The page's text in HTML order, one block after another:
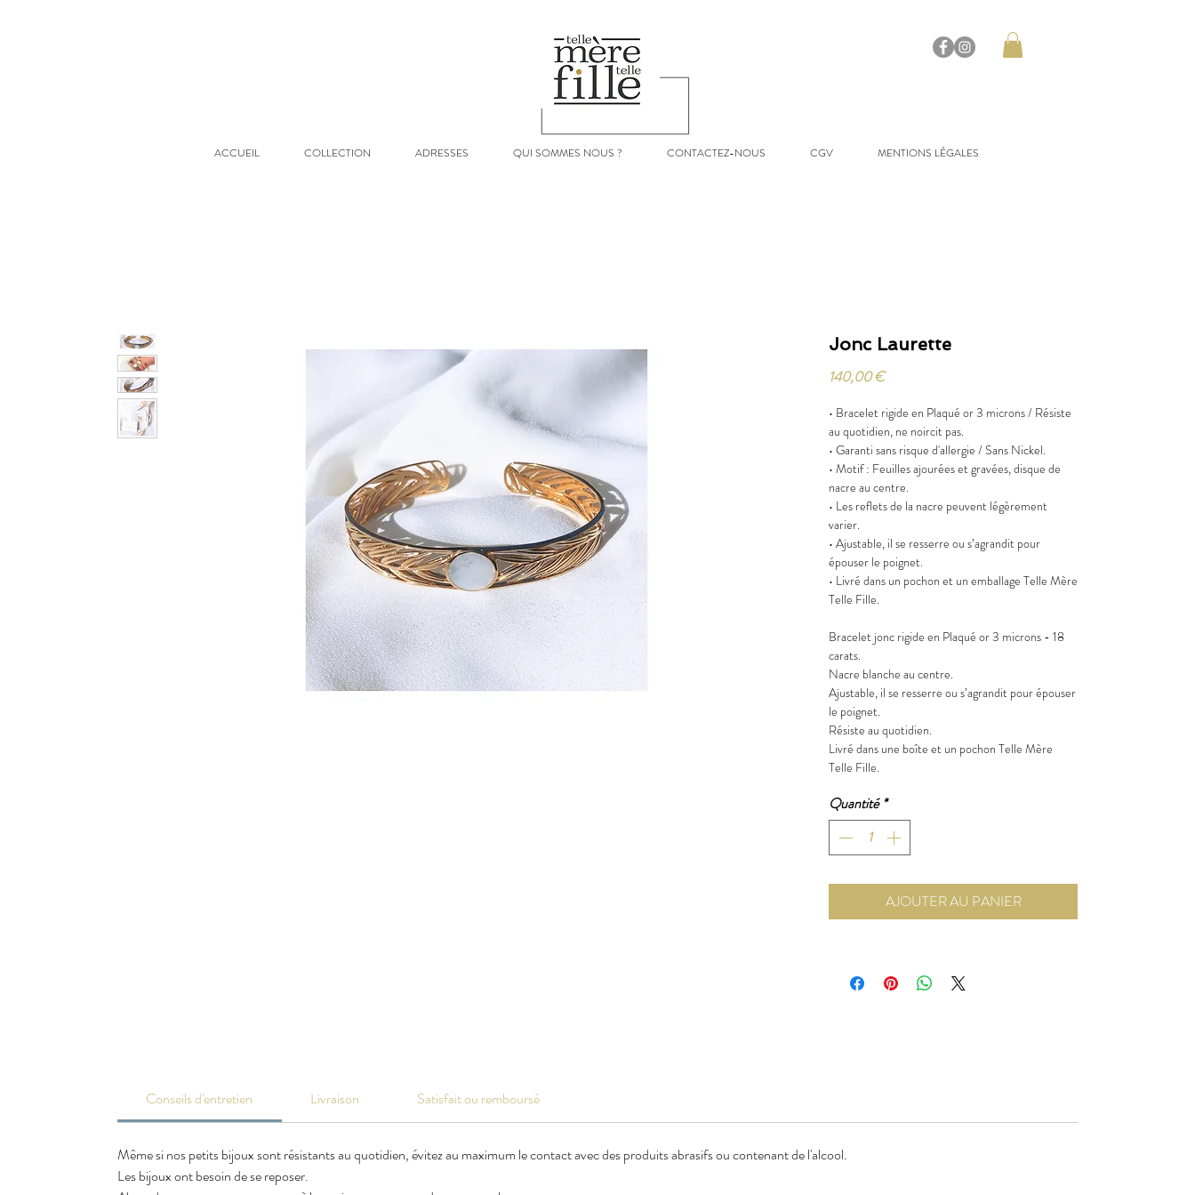
ACCUEIL COLLECTION ADRESSES QUI SOMMES NOUS ? CONTACTEZ-NOUS CGV MENTIONS LÉGALES
Jonc Laurette
140,00 €Prix
• Bracelet rigide en Plaqué or 3 microns / Résiste
au quotidien, ne noircit pas.
• Garanti sans risque d'allergie / Sans Nickel.
• Motif : Feuilles ajourées et gravées, disque de
nacre au centre.
• Les reflets de la nacre peuvent légèrement
varier.
• Ajustable, il se resserre ou s’agrandit pour
épouser le poignet.
• Livré dans un pochon et un emballage Telle Mère
Telle Fille.
Bracelet jonc rigide en Plaqué or 3 microns - 18
carats.
Nacre blanche au centre.
Ajustable, il se resserre ou s’agrandit pour épouser
le poignet.
Résiste au quotidien.
Livré dans une boîte et un pochon Telle Mère
Telle Fille.
Quantité *
AJOUTER AU PANIER
Conseils d'entretien Livraison Satisfait ou remboursé
Même si nos petits bijoux sont résistants au quotidien, évitez au maximum le contact avec des produits abrasifs ou contenant de l'alcool.
Les bijoux ont besoin de se reposer.